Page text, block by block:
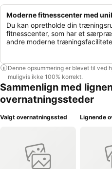
Moderne fitnesscenter med
Du kan opretholde din
fitnesscenter, som har et
andre moderne
Denne opsummering er blevet til ved
muligvis ikke 100% korrekt.
Sammenlign med
overnatningssteder
Valgt overnatningssted Lignende